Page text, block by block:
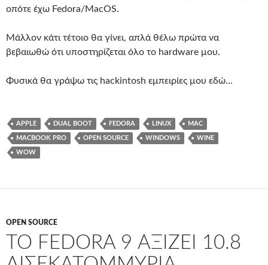
οπότε έχω Fedora/MacOS.
Μάλλον κάτι τέτοιο θα γίνει, απλά θέλω πρώτα να
βεβαιωθώ ότι υποστηρίζεται όλο το hardware μου.
Φυσικά θα γράψω τις hackintosh εμπειρίες μου εδώ…
APPLE DUAL BOOT FEDORA LINUX MAC
MACBOOK PRO OPEN SOURCE WINDOWS WINE
WOW
OPEN SOURCE
ΤΟ FEDORA 9 ΑΞΊΖΕΙ 10.8